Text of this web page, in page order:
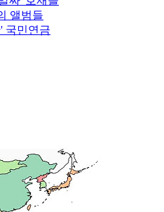
앨범들
국민연금